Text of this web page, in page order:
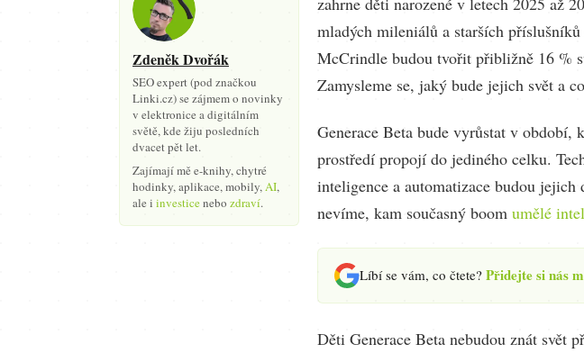
Zdeněk Dvořák
SEO expert (pod značkou
Linki.cz) se zájmem o novinky
v elektronice a digitálním
světě, kde žiju posledních
dvacet pět let.
Zajímají mě e-knihy, chytré
hodinky, aplikace, mobily,AI,
ale i investicenebo zdraví.
mladých mileniálů a starších
McCrindle budou tvořit přibližně 16 %
Zamysleme se, jaký bude jejich svět a
Generace Beta bude vyrůstat v období,
prostředí propojí do jediného celku.
inteligence a automatizace budou
nevíme, kam současný boom umělé
Líbí se vám, co čtete? Přidejte si nás
Děti Generace Beta nebudou znát svět